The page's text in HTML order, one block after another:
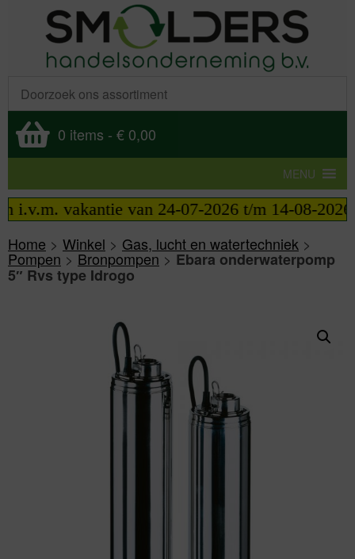
0 items - € 0,00
MENU
vakantie van 24-07-2026 t/m 14-08-2026
Home > Winkel > Gas, lucht en watertechniek >
Pompen>Bronpompen>Ebara onderwaterpomp
5″ Rvs type Idrogo